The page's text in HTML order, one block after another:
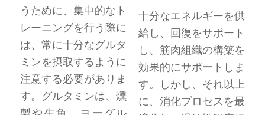
うために、集中的なト
レーニングを行う際に
は、常に十分なグルタ
ミンを摂取するように
注意する必要がありま
す。グルタミンは、燻
製や生魚、ヨーグル
十分なエネルギーを供
給し、回復をサポート
し、筋肉組織の構築を
効果的にサポートしま
す。しかし、それ以上
に、消化プロセスを最